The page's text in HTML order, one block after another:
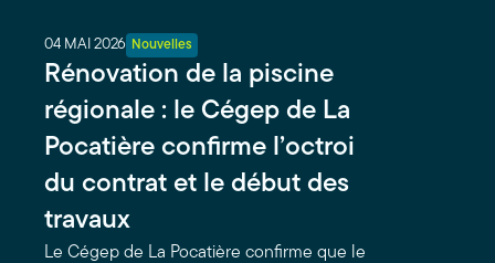
04 MAI 2026 Nouvelles
Rénovation de la piscine
régionale : le Cégep de La
Pocatière confirme l’octroi
du contrat et le début des
travaux
Le Cégep de La Pocatière confirme que le